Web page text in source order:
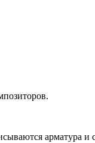
арматура и